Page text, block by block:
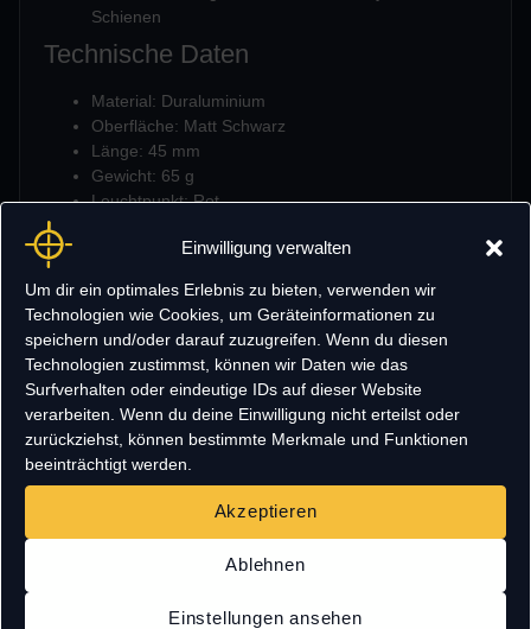
Einwilligung verwalten
Um dir ein optimales Erlebnis zu bieten, verwenden wir
Technologien wie Cookies, um Geräteinformationen zu
speichern und/oder darauf zuzugreifen. Wenn du diesen
Technologien zustimmst, können wir Daten wie das
Surfverhalten oder eindeutige IDs auf dieser Website
verarbeiten. Wenn du deine Einwilligung nicht erteilst oder
zurückziehst, können bestimmte Merkmale und Funktionen
beeinträchtigt werden.
Akzeptieren
Ablehnen
Einstellungen ansehen
Schienen
Technische Daten
Material: Duraluminium
Oberfläche: Matt Schwarz
Länge: 45 mm
Gewicht: 65 g
Leuchtpunkt: Rot
Verstellung: Windage & Elevation
Montage:
RMR-Footprint
20-mm-Picatinny-/Weaver-Schiene
Batterie: 1× CR2032 (1x enthalten)
Lieferumfang
TECH23 Sharp Red Dot
Batterie CR2032
Montageplatte für Glock Direktmontage